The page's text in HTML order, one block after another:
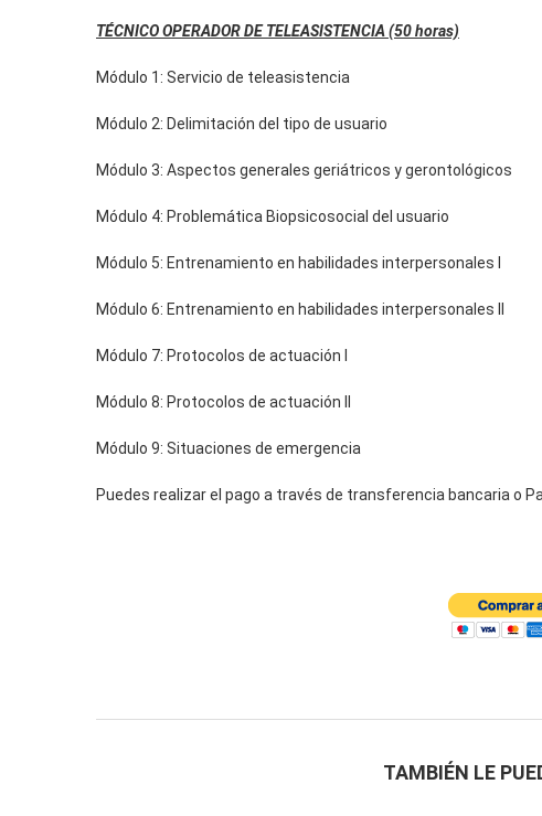
TÉCNICO OPERADOR DE TELEASISTENCIA (50 horas)
Módulo 1: Servicio de teleasistencia
Módulo 2: Delimitación del tipo de usuario
Módulo 3: Aspectos generales geriátricos y gerontológicos
Módulo 4: Problemática Biopsicosocial del usuario
Módulo 5: Entrenamiento en habilidades interpersonales I
Módulo 6: Entrenamiento en habilidades interpersonales II
Módulo 7: Protocolos de actuación I
Módulo 8: Protocolos de actuación II
Módulo 9: Situaciones de emergencia
Puedes realizar el pago a través de transferencia bancaria o
TAMBIÉN LE